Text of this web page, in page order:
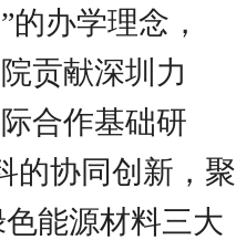
办学理念，
贡献深圳力
合作基础研
的协同创新，聚
能源材料三大